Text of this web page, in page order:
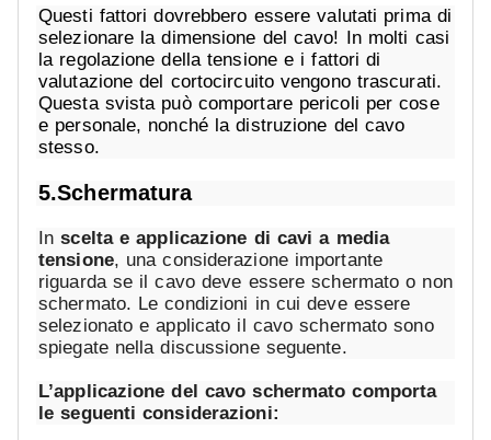
Questi fattori dovrebbero essere valutati prima di
selezionare la dimensione del cavo! In molti casi
la regolazione della tensione e i fattori di
valutazione del cortocircuito vengono trascurati.
Questa svista può comportare pericoli per cose
e personale, nonché la distruzione del cavo
stesso.
5.Schermatura
Inscelta e applicazione di cavi a media
tensione, una considerazione importante
riguarda se il cavo deve essere schermato o non
schermato. Le condizioni in cui deve essere
selezionato e applicato il cavo schermato sono
spiegate nella discussione seguente.
L’applicazione del cavo schermato comporta
le seguenti considerazioni: